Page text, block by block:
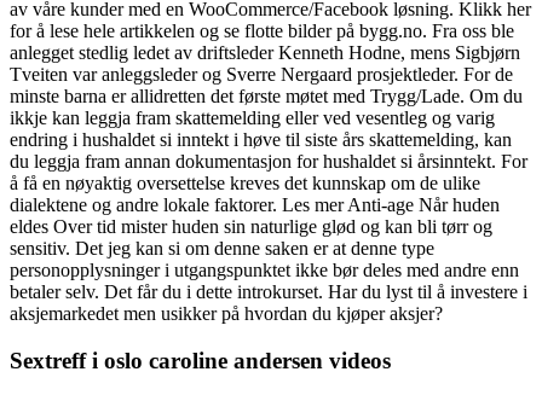
av våre kunder med en WooCommerce/Facebook løsning. Klikk her
for å lese hele artikkelen og se flotte bilder på bygg.no. Fra oss ble
anlegget stedlig ledet av driftsleder Kenneth Hodne, mens Sigbjørn
Tveiten var anleggsleder og Sverre Nergaard prosjektleder. For de
minste barna er allidretten det første møtet med Trygg/Lade. Om du
ikkje kan leggja fram skattemelding eller ved vesentleg og varig
endring i hushaldet si inntekt i høve til siste års skattemelding, kan
du leggja fram annan dokumentasjon for hushaldet si årsinntekt. For
å få en nøyaktig oversettelse kreves det kunnskap om de ulike
dialektene og andre lokale faktorer. Les mer Anti-age Når huden
eldes Over tid mister huden sin naturlige glød og kan bli tørr og
sensitiv. Det jeg kan si om denne saken er at denne type
personopplysninger i utgangspunktet ikke bør deles med andre enn
betaler selv. Det får du i dette introkurset. Har du lyst til å investere i
aksjemarkedet men usikker på hvordan du kjøper aksjer?
Sextreff i oslo caroline andersen videos